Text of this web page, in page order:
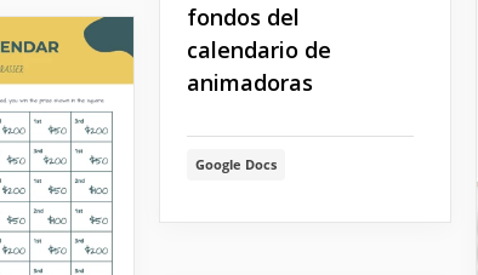
fondos del
calendario de
animadoras
Google Docs